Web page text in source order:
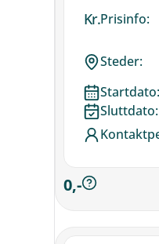
Kr.Prisinfo:
Steder:
Startdato:
Sluttdato:
0,-